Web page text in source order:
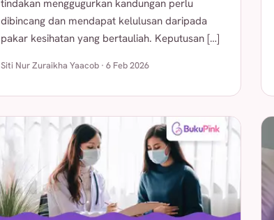
tindakan menggugurkan kandungan perlu
dibincang dan mendapat kelulusan daripada
pakar kesihatan yang bertauliah. Keputusan […]
Siti Nur Zuraikha Yaacob · 6 Feb 2026